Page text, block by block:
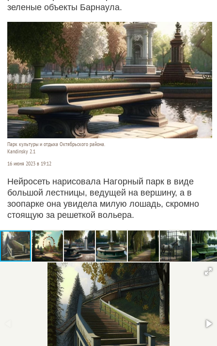
зеленые объекты Барнаула.
Парк культуры и отдыха Октябрьского района.
Kandinsky 2.1
16 июня 2023 в 19:12
Нейросеть нарисовала Нагорный парк в виде
большой лестницы, ведущей на вершину, а в
зоопарке она увидела милую лошадь, скромно
стоящую за решеткой вольера.